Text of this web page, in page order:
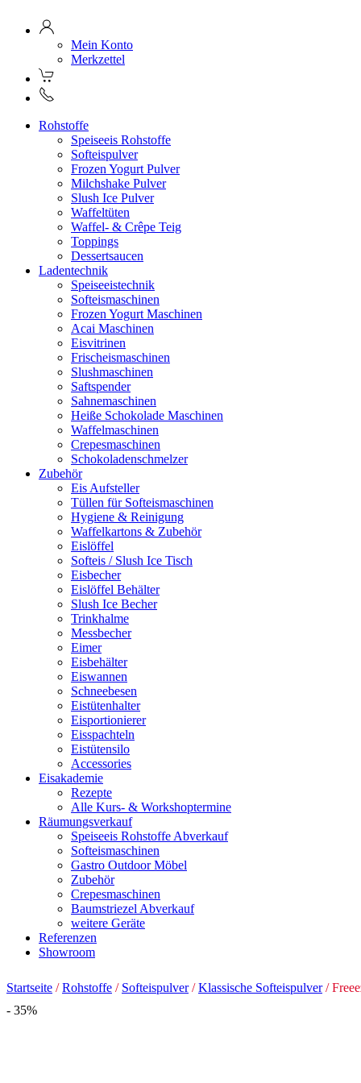
Mein Konto
Merkzettel
Rohstoffe
Speiseeis Rohstoffe
Softeispulver
Frozen Yogurt Pulver
Milchshake Pulver
Slush Ice Pulver
Waffeltüten
Waffel- & Crêpe Teig
Toppings
Dessertsaucen
Ladentechnik
Speiseeistechnik
Softeismaschinen
Frozen Yogurt Maschinen
Acai Maschinen
Eisvitrinen
Frischeismaschinen
Slushmaschinen
Saftspender
Sahnemaschinen
Heiße Schokolade Maschinen
Waffelmaschinen
Crepesmaschinen
Schokoladenschmelzer
Zubehör
Eis Aufsteller
Tüllen für Softeismaschinen
Hygiene & Reinigung
Waffelkartons & Zubehör
Eislöffel
Softeis / Slush Ice Tisch
Eisbecher
Eislöffel Behälter
Slush Ice Becher
Trinkhalme
Messbecher
Eimer
Eisbehälter
Eiswannen
Schneebesen
Eistütenhalter
Eisportionierer
Eisspachteln
Eistütensilo
Accessories
Eisakademie
Rezepte
Alle Kurs- & Workshoptermine
Räumungsverkauf
Speiseeis Rohstoffe Abverkauf
Softeismaschinen
Gastro Outdoor Möbel
Zubehör
Crepesmaschinen
Baumstriezel Abverkauf
weitere Geräte
Referenzen
Showroom
Startseite /Rohstoffe / Softeispulver/Klassische Softeispulver/
- 35%